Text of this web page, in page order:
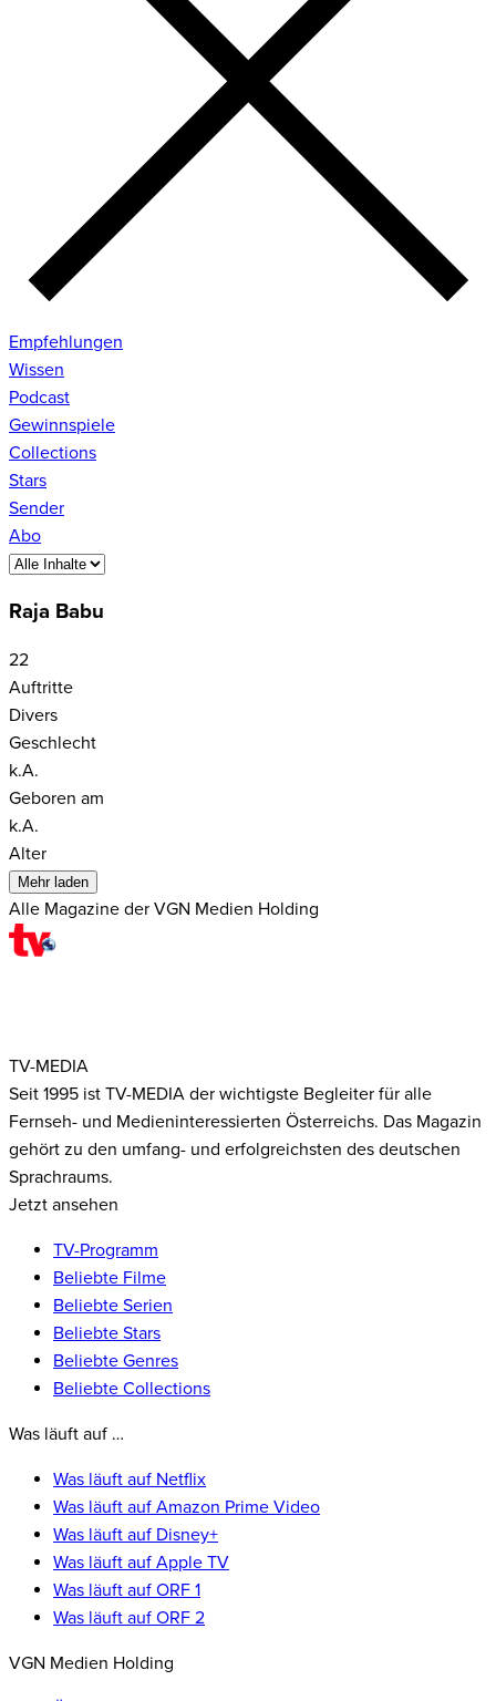
Empfehlungen
Wissen
Podcast
Gewinnspiele
Collections
Stars
Sender
Abo
Raja Babu
22
Auftritte
Divers
Geschlecht
k.A.
Geboren am
k.A.
Alter
Mehr laden
Alle Magazine der VGN Medien Holding
TV-MEDIA
Seit 1995 ist TV-MEDIA der wichtigste Begleiter für alle
Fernseh- und Medieninteressierten Österreichs. Das Magazin
gehört zu den umfang- und erfolgreichsten des deutschen
Sprachraums.
Jetzt ansehen
TV-Programm
Beliebte Filme
Beliebte Serien
Beliebte Stars
Beliebte Genres
Beliebte Collections
Was läuft auf …
Was läuft auf Netflix
Was läuft auf Amazon Prime Video
Was läuft auf Disney+
Was läuft auf Apple TV
Was läuft auf ORF 1
Was läuft auf ORF 2
VGN Medien Holding